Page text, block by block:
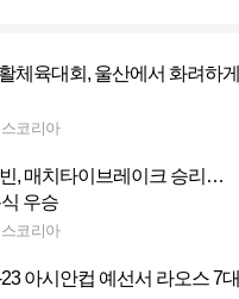
체육대회, 울산에서 화려하게
코리아
, 매치타이브레이크 승리…
우승
코리아
아시안컵 예선서 라오스 7대